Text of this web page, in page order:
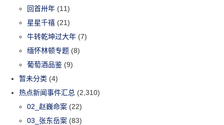
回首卅年 (11)
星星千禧 (21)
牛转乾坤过大年 (7)
缅怀林顿专题 (8)
葡萄酒品鉴 (9)
暂未分类 (4)
热点新闻事件汇总 (2,310)
02_赵巍命案 (22)
03_张东岳案 (83)